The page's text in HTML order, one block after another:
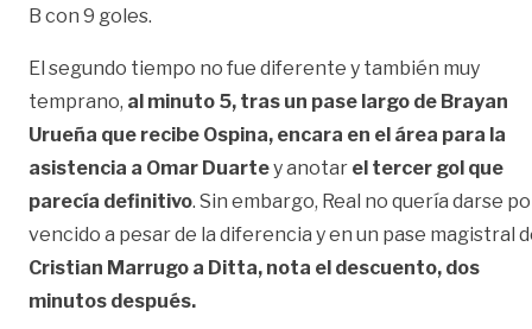
B con 9 goles.
El segundo tiempo no fue diferente y también muy
temprano, al minuto 5, tras un pase largo de Brayan
Urueña que recibe Ospina, encara en el área para la
asistencia a Omar Duartey anotar el tercer gol que
parecía definitivo. Sin embargo, Real no quería darse
vencido a pesar de la diferencia y en un pase magistral
Cristian Marrugo a Ditta, nota el descuento, dos
minutos después.